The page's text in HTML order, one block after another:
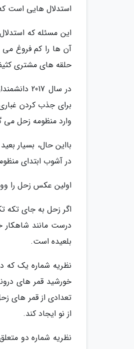
استدلال هایی است
این مسئله که
آن ها را کم فروغ می
حلقه های مشتری
در سال
برای جذب کردن
وارد منظومه زحل می
بااین حال، بسیار
در آشوب ابتدای
اولین عکس زحل را وویجر 1 در سال
اگر زحل به جای تکه
بلعیده است.
خورشید قمر های
تعدادی از قمر های
از نو ایجاد کند.